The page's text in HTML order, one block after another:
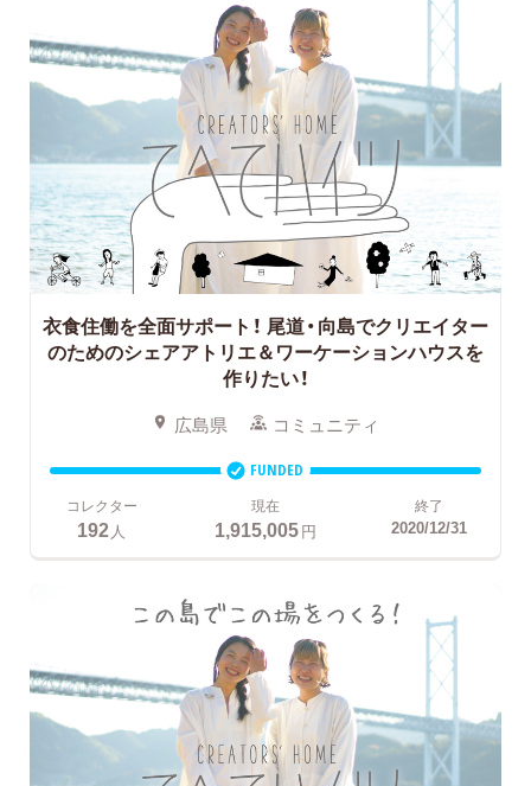
衣食住働を全面サポート！ 尾道・向島でクリエイター
のためのシェアアトリエ＆ワーケーションハウスを
作りたい！
広島県 コミュニティ
FUNDED
コレクター
192 人
現在
1,915,005円
終了
2020/12/31